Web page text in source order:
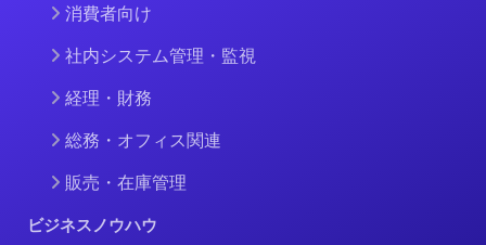
消費者向け
社内システム管理・監視
経理・財務
総務・オフィス関連
販売・在庫管理
ビジネスノウハウ